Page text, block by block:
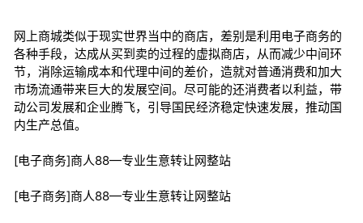
网上商城类似于现实世界当中的商店，差别是利用电子商务的
各种手段，达成从买到卖的过程的虚拟商店，从而减少中间环
节，消除运输成本和代理中间的差价，造就对普通消费和加大
市场流通带来巨大的发展空间。尽可能的还消费者以利益，带
动公司发展和企业腾飞，引导国民经济稳定快速发展，推动国
内生产总值。
[电子商务]商人88—专业生意转让网整站
[电子商务]商人88—专业生意转让网整站